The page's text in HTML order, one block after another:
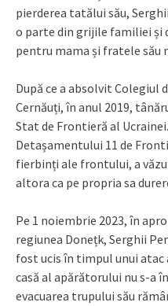
pierderea tatălui său,
o parte din grijile familiei și
pentru mama și fratele său
După ce a absolvit Colegiul
Cernăuți, în anul 2019,
Stat de Frontieră al
Detașamentului 11 de
fierbinți ale frontului, a
altora ca pe propria sa
Pe 1 noiembrie 2023, în
regiunea Donețk, Serghii
fost ucis în timpul unui
casă al apărătorului nu s-a
evacuarea trupului său